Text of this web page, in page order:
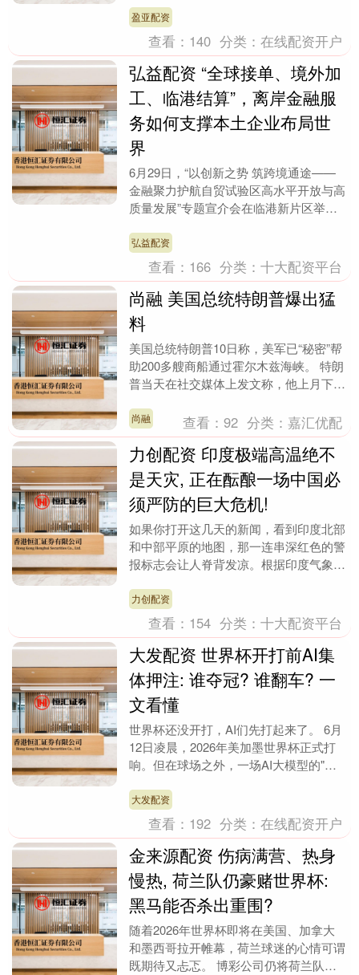
校、中国青少年研....
盈亚配资
查看： 140 分类：在线配资开户
弘益配资 “全球接单、境外加
工、临港结算”，离岸金融服
务如何支撑本土企业布局世
界
6月29日，“以创新之势 筑跨境通途——
金融聚力护航自贸试验区高水平开放与高
质量发展”专题宣介会在临港新片区举
验区临港新片区....
弘益配资
查看： 166 分类：十大配资平台
尚融 美国总统特朗普爆出猛
料
美国总统特朗普10日称，美军已“秘密”帮
助200多艘商船通过霍尔木兹海峡。 特朗
普当天在社交媒体上发文称，他上月下令
海峡的油....
尚融 查看：92 分类：嘉汇优配
力创配资 印度极端高温绝不
是天灾, 正在酝酿一场中国必
须严防的巨大危机!
如果你打开这几天的新闻，看到印度北部
和中部平原的地图，那一连串深红色的警
报标志会让人脊背发凉。根据印度气象局
里、北方邦、拉....
力创配资
查看： 154 分类：十大配资平台
大发配资 世界杯开打前AI集
体押注: 谁夺冠? 谁翻车? 一
文看懂
世界杯还没开打，AI们先打起来了。 6月
12日凌晨，2026年美加墨世界杯正式打
响。但在球场之外，一场AI大模型的"预
大发配资
查看： 192 分类：在线配资开户
金来源配资 伤病满营、热身
慢热, 荷兰队仍豪赌世界杯:
黑马能否杀出重围?
随着2026年世界杯即将在美国、加拿大
和墨西哥拉开帷幕，荷兰球迷的心情可谓
既期待又忐忑。 博彩公司仍将荷兰队视